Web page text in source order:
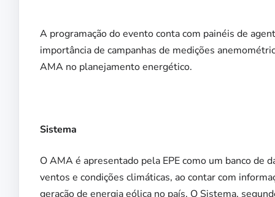
A programação do eventocontacom painéis de
importância de campanhas de medições
AMA no planejamento energético.
Sistema
O AMA é apresentado pela EPE como um banco de
ventos e condições climáticas, ao contar com
geração de energia eólica no país. O Sistema,